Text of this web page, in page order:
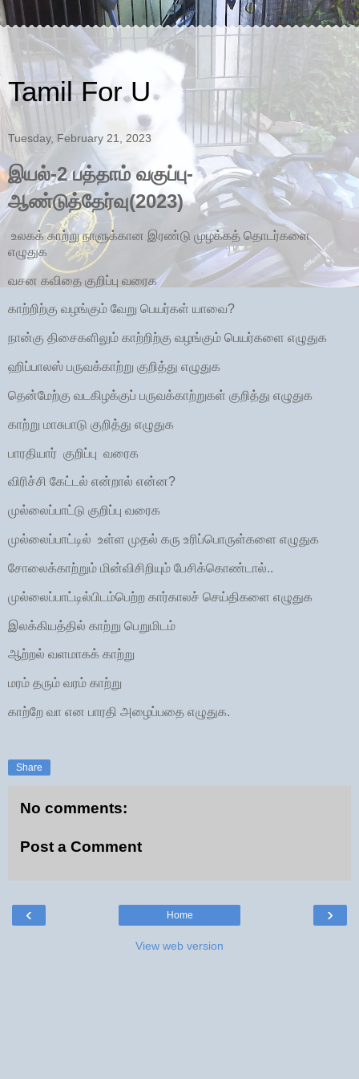
Tamil For U
Tuesday, February 21, 2023
இயல்-2 பத்தாம் வகுப்பு-
ஆண்டுத்தேர்வு(2023)
உலகக் காற்று நாளுக்கான இரண்டு முழக்கத் தொடர்களை
எழுதுக
வசன கவிதை குறிப்பு வரைக
காற்றிற்கு வழங்கும் வேறு பெயர்கள் யாவை?
நான்கு திசைகளிலும் காற்றிற்கு வழங்கும் பெயர்களை எழுதுக
ஹிப்பாலஸ் பருவக்காற்று குறித்து எழுதுக
தென்மேற்கு வடகிழக்குப் பருவக்காற்றுகள் குறித்து எழுதுக
காற்று மாசுபாடு குறித்து எழுதுக
பாரதியார் குறிப்பு வரைக
விரிச்சி கேட்டல் என்றால் என்ன?
முல்லைப்பாட்டு குறிப்பு வரைக
முல்லைப்பாட்டில் உள்ள முதல் கரு உரிப்பொருள்களை எழுதுக
சோலைக்காற்றும் மின்விசிறியும் பேசிக்கொண்டால்..
முல்லைப்பாட்டில்பிடம்பெற்ற கார்காலச் செய்திகளை எழுதுக
இலக்கியத்தில் காற்று பெறுமிடம்
ஆற்றல் வளமாகக் காற்று
மரம் தரும் வரம் காற்று
காற்றே வா என பாரதி அழைப்பதை எழுதுக.
Share
No comments:
Post a Comment
‹ ›
Home
View web version